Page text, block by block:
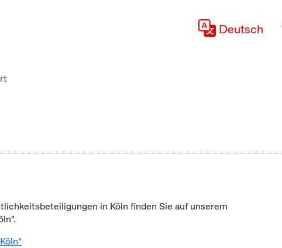
Deutsch
in Köln finden Sie auf unserem